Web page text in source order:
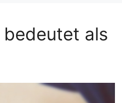
bedeutet als